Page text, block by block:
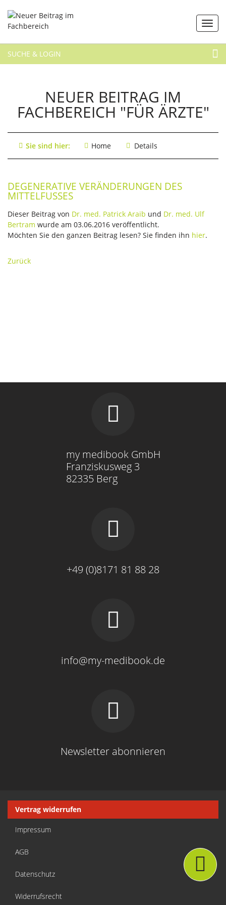
SUCHE & LOGIN
NEUER BEITRAG IM
FACHBEREICH "FÜR ÄRZTE"
Sie sind hier: Home Details
DEGENERATIVE VERÄNDERUNGEN DES
MITTELFUSSES
Dieser Beitrag von Dr. med. Patrick Araib und Dr. med. Ulf
Bertram wurde am 03.06.2016 veröffentlicht.
Möchten Sie den ganzen Beitrag lesen? Sie finden ihn hier.
Zurück
my medibook GmbH
Franziskusweg 3
82335 Berg
+49 (0)8171 81 88 28
info@my-medibook.de
Newsletter abonnieren
Navigation
überspringen
Vertrag widerrufen
Impressum
AGB
Datenschutz
Widerrufsrecht